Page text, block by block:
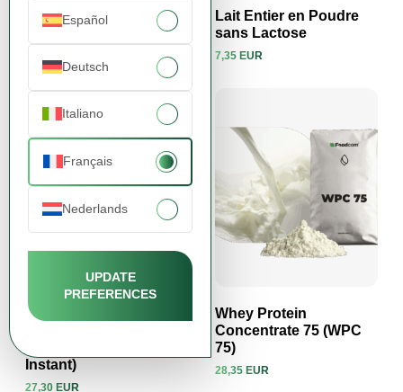
Español
Deutsch
Italiano
Français
Nederlands
UPDATE
PREFERENCES
Voir le produit
Acesulfame-K
13,78 EUR
Voir le produit
Lait Entier en Poudre
sans Lactose
7,35 EUR
Voir le produit
Concentré de Protéines
Instant)
27,30 EUR
Whey Protein
Concentrate 75 (WPC
75)
28,35 EUR